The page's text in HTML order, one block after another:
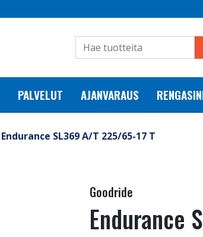
PALVELUT AJANVARAUS
Endurance SL369 A/T 225/65-17 T
Goodride
Endurance